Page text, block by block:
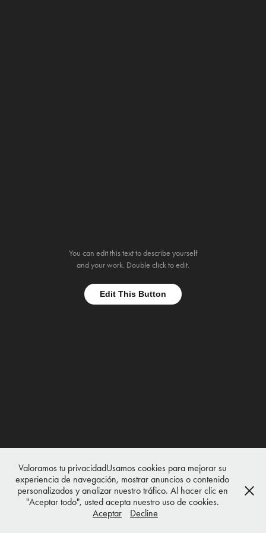
You can edit this text to describe yourself
and your work. Double click to edit.
Edit This Button
Valoramos tu privacidadUsamos cookies para mejorar su
experiencia de navegación, mostrar anuncios o contenido
personalizados y analizar nuestro tráfico. Al hacer clic en
"Aceptar todo", usted acepta nuestro uso de cookies.
Aceptar
Decline